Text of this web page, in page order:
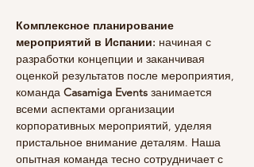
Комплексное планирование
мероприятий в Испании: начиная с
разработки концепции и заканчивая
оценкой результатов после мероприятия,
команда Casamiga Events занимается
всеми аспектами организации
корпоративных мероприятий, уделяя
пристальное внимание деталям. Наша
опытная команда тесно сотрудничает с